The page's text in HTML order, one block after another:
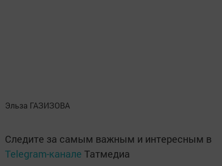
Эльза ГАЗИЗОВА
Следите за самым важным и интересным в
Telegram-канале Татмедиа